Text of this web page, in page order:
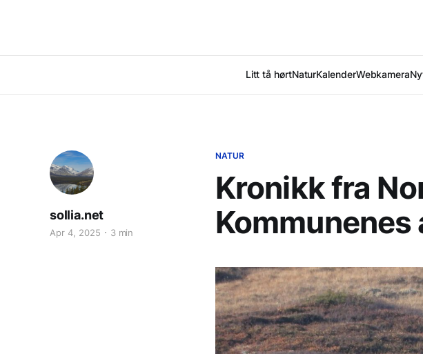
Litt tå hørtNaturKalenderWebkamera
NATUR
Kronikk fra
sollia.net
Apr 4, 2025 3 min